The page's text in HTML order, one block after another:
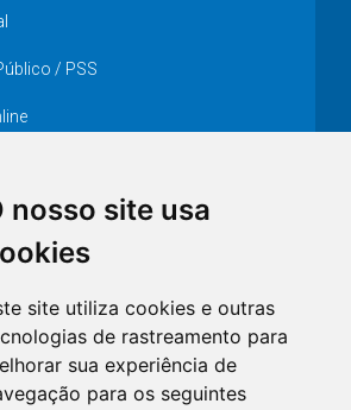
nosso site usa
site utiliza cookies e outras
de rastreamento para
sua experiência de
para os seguintes
/ PSS
E
DE ILUMINAÇÃO PÚBLICA